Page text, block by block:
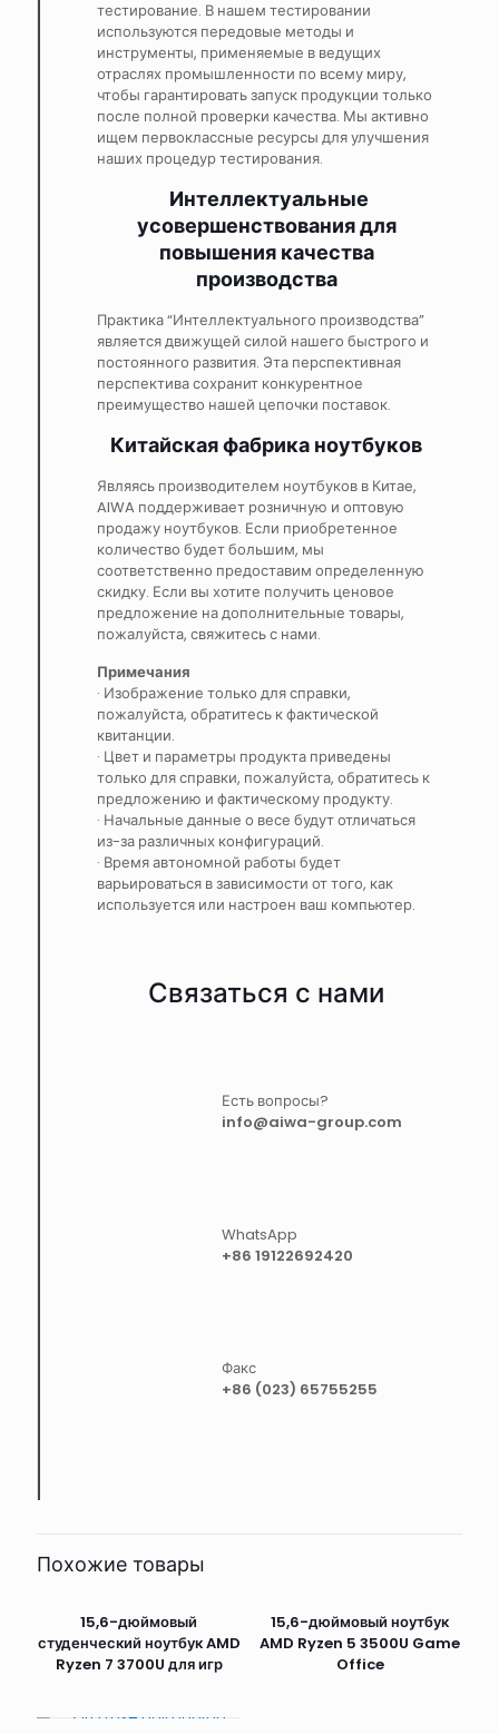
тестирование. В нашем тестировании
используются передовые методы и
инструменты, применяемые в ведущих
отраслях промышленности по всему миру,
чтобы гарантировать запуск продукции только
после полной проверки качества. Мы активно
ищем первоклассные ресурсы для улучшения
наших процедур тестирования.
Интеллектуальные
усовершенствования для
повышения качества
производства
Практика “Интеллектуального производства”
является движущей силой нашего быстрого и
постоянного развития. Эта перспективная
перспектива сохранит конкурентное
преимущество нашей цепочки поставок.
Китайская фабрика ноутбуков
Являясь производителем ноутбуков в Китае,
AIWA поддерживает розничную и оптовую
продажу ноутбуков. Если приобретенное
количество будет большим, мы
соответственно предоставим определенную
скидку. Если вы хотите получить ценовое
предложение на дополнительные товары,
пожалуйста, свяжитесь с нами.
Примечания
· Изображение только для справки,
пожалуйста, обратитесь к фактической
квитанции.
· Цвет и параметры продукта приведены
только для справки, пожалуйста, обратитесь к
предложению и фактическому продукту.
· Начальные данные о весе будут отличаться
из-за различных конфигураций.
· Время автономной работы будет
варьироваться в зависимости от того, как
используется или настроен ваш компьютер.
Связаться с нами
Есть вопросы?
info@aiwa-group.com
WhatsApp
+86 19122692420
Факс
+86 (023) 65755255
Похожие товары
15,6-дюймовый
студенческий ноутбук AMD
Ryzen 7 3700U для игр
15,6-дюймовый ноутбук
AMD Ryzen 5 3500U Game
Office